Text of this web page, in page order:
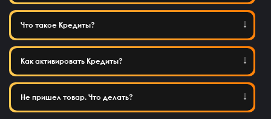
Что такое Кредиты?
Как активировать Кредиты?
Не пришел товар. Что делать?